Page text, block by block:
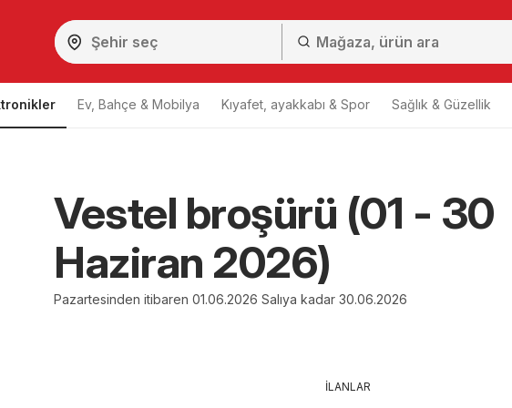
Ev, Bahçe & Mobilya Kıyafet, ayakkabı & Spor Sağlık & Güzellik
Vestel broşürü (01 - 30
Haziran 2026)
Pazartesinden itibaren 01.06.2026 Salıya kadar 30.06.2026
İLANLAR